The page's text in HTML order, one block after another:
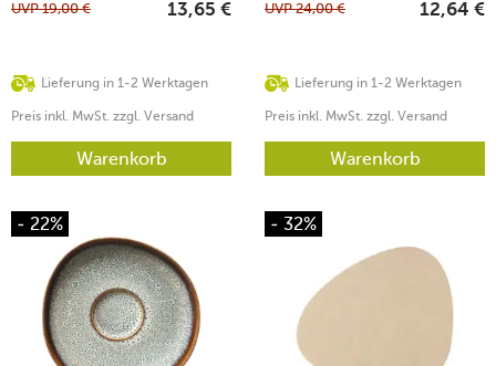
Lieferung in 1-2 Werktagen
UVP19,00 € 13,65 €
Preis inkl. MwSt. zzgl. Versand
Warenkorb
Lieferung in 1-2 Werktagen
UVP24,00 € 12,64 €
Preis inkl. MwSt. zzgl. Versand
Warenkorb
- 22% - 32%